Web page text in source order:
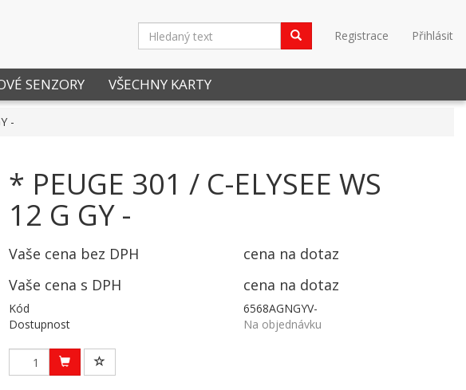
Registrace Přihlásit
SENZORY VŠECHNY KARTY
-
* PEUGE 301 / C-ELYSEE WS
12 G GY -
Vaše cena bez DPH
cena na dotaz
Vaše cena s DPH
cena na dotaz
Kód
6568AGNGYV-
Dostupnost
Na objednávku